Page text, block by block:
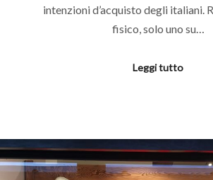
intenzioni d’acquisto degli italiani.
fisico, solo uno su…
Leggi tutto